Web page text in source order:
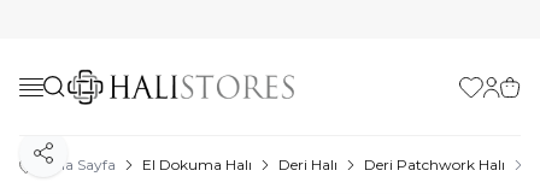
Favorilerim
Ana Sayfa El Dokuma Halı Deri Halı Deri Patchwork Halı
Paylaş